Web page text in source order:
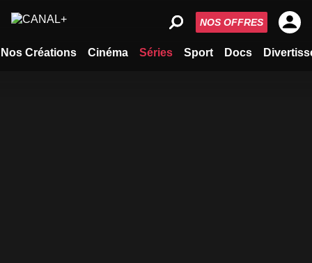
Nos Créations Cinéma Séries Sport Docs
NOS OFFRES